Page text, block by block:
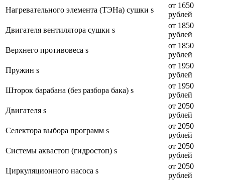
Нагревательного элемента (ТЭНа) сушки s
от 1650
рублей
Двигателя вентилятора сушки s
от 1850
рублей
Верхнего противовеса s
от 1850
рублей
Пружин s
от 1950
рублей
Шторок барабана (без разбора бака) s
от 1950
рублей
Двигателя s
от 2050
рублей
Селектора выбора программ s
от 2050
рублей
Системы аквастоп (гидростоп) s
от 2050
рублей
Циркуляционного насоса s
от 2050
рублей